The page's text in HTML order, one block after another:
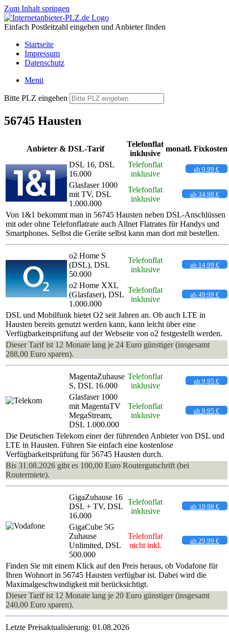
Zum Inhalt springen
Einfach Postleitzahl eingeben und Anbieter finden
Startseite
Impressum
Datenschutz
Menü
Bitte PLZ eingeben
56745 Hausten
Anbieter & DSL-Tarif
Telefonflat
inklusive
monatl. Fixkosten
DSL 16, DSL
16.000
Telefonflat
inklusive
ab 9,99 €
Glasfaser 1000
mit TV, DSL
1.000.000
Telefonflat
inklusive
ab 34,98 €
Von 1&1 bekommt man in 56745 Hausten neben DSL-Anschlüssen
mit oder ohne Telefonflatrate auch Allnet Flatrates für Handys und
Smartphones. Selbst die Geräte selbst kann man dort mit bestellen.
o2 Home S
(DSL), DSL
50.000
Telefonflat
inklusive
ab 14,99 €
o2 Home XXL
(Glasfaser), DSL
1.000.000
Telefonflat
inklusive
ab 49,99 €
DSL und Mobilfunk bietet O2 seit Jahren an. Ob auch LTE in
Hausten bereits genutzt werden kann, kann leicht über eine
Verfügbarkeitsprüfung auf der Webseite von o2 festgestellt werden.
Dieser Tarif ist 12 Monate lang je 24 Euro günstiger (insgesamt
288,00 Euro sparen).
MagentaZuhause
S, DSL 16.000
Telefonflat
inklusive
ab 9,95 €
Glasfaser 1000
mit MagentaTV
MegaStream,
DSL 1.000.000
Telefonflat
inklusive
ab 9,95 €
Die Deutschen Telekom einer der führenden Anbieter von DSL und
LTE in Hausten. Führen Sie einfach eine kostenlose
Verfügbarkeitsprüfung für 56745 Hausten durch.
Bis 31.08.2026 gibt es 100,00 Euro Routergutschrift (bei
Routermiete).
GigaZuhause 16
DSL + TV, DSL
16.000
Telefonflat
inklusive
ab 19,98 €
GigaCube 5G
Zuhause
Unlimited, DSL
500.000
Telefonflat
nicht inkl.
ab 29,99 €
Finden Sie mit einem Klick auf den Preis heraus, ob Vodafone für
Ihren Wohnort in 56745 Hausten verfügbar ist. Dabei wird die
Maximalgeschwindigkeit mit berücksichtigt.
Dieser Tarif ist 12 Monate lang je 20 Euro günstiger (insgesamt
240,00 Euro sparen).
Letzte Preisaktualisierung: 01.08.2026